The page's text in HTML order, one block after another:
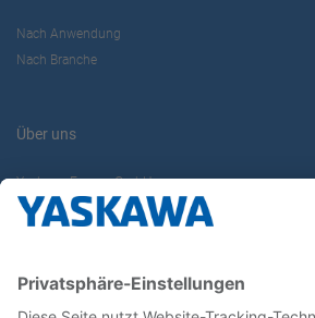
Nach Anwendung
Nach Branche
Über uns
Yaskawa Europe GmbH
Karriere
Newsletter